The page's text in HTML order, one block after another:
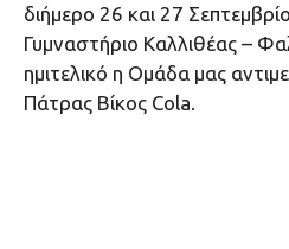
διήμερο 26 και 27
Γυμναστήριο Καλλιθέας –
ημιτελικό η Ομάδα μας
Πάτρας Βίκος Cola.